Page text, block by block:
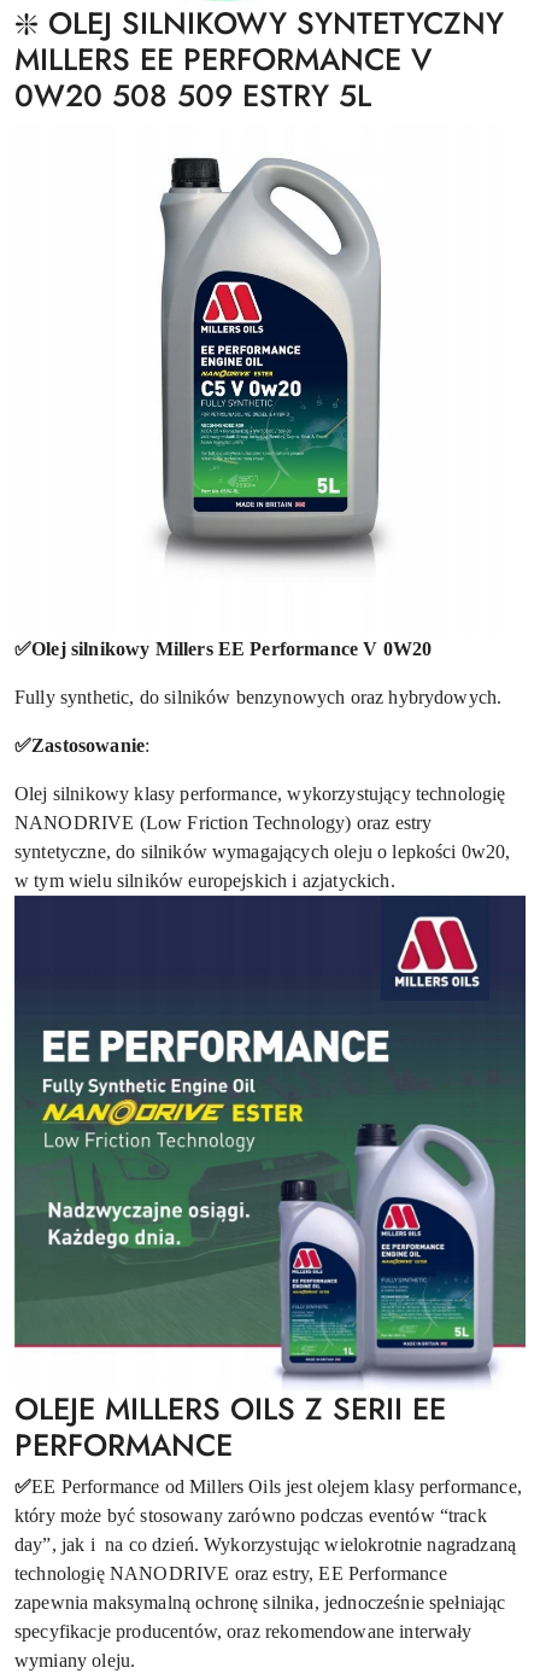
❇️ OLEJ SILNIKOWY SYNTETYCZNY
MILLERS EE PERFORMANCE V
0W20 508 509 ESTRY 5L
✅Olej silnikowy Millers EE Performance V 0W20
Fully synthetic, do silników benzynowych oraz hybrydowych.
✅Zastosowanie:
Olej silnikowy klasy performance, wykorzystujący technologię
NANODRIVE (Low Friction Technology) oraz estry
syntetyczne, do silników wymagających oleju o lepkości 0w20,
w tym wielu silników europejskich i azjatyckich.
OLEJE MILLERS OILS Z SERII EE
PERFORMANCE
✅EE Performance od Millers Oils jest olejem klasy performance,
który może być stosowany zarówno podczas eventów “track
day”, jak i na co dzień. Wykorzystując wielokrotnie nagradzaną
technologię NANODRIVE oraz estry, EE Performance
zapewnia maksymalną ochronę silnika, jednocześnie spełniając
specyfikacje producentów, oraz rekomendowane interwały
wymiany oleju.